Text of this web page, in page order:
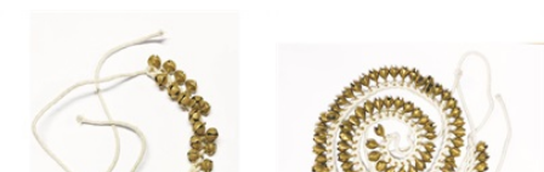
DTM オンライン納品
配信/ライブ機器 楽器アクセサリ